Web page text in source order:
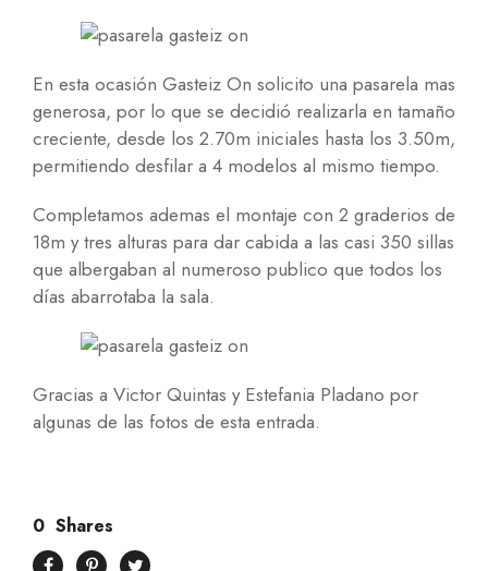
En esta ocasión Gasteiz On solicito una pasarela mas
generosa, por lo que se decidió realizarla en tamaño
creciente, desde los 2.70m iniciales hasta los 3.50m,
permitiendo desfilar a 4 modelos al mismo tiempo.
Completamos ademas el montaje con 2 graderios de
18m y tres alturas para dar cabida a las casi 350 sillas
que albergaban al numeroso publico que todos los
días abarrotaba la sala.
Gracias a Victor Quintas y Estefania Pladano por
algunas de las fotos de esta entrada.
0 Shares